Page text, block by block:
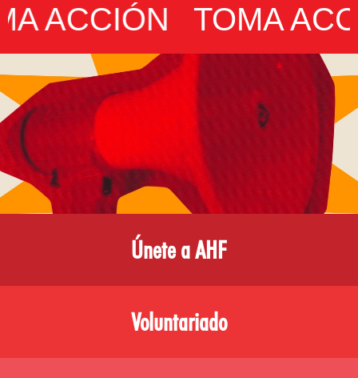
ACCIÓN TOMA
Únete a AHF
Voluntariado